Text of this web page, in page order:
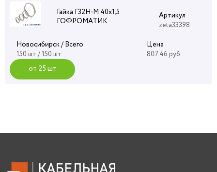
Гайка Г32Н-М 40х1,5
ГОФРОМАТИК
Артикул
zeta33398
Новосибирск / Всего
150 шт / 150 шт
Цена
807.46 руб.
от 25 шт